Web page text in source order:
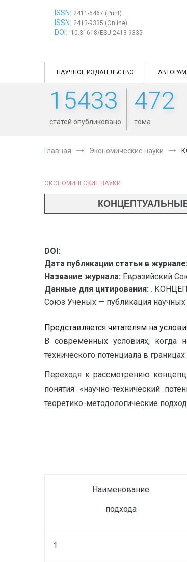
ISSN: 2411-6467 (Print)
ISSN: 2413-9335 (Online)
DOI: 10.31618/ESU.2413-9335
НАУЧНОЕ ИЗДАТЕЛЬСТВО АВТОРАМ
15433
статей опубликовано
472
тома
Главная Экономические науки
ЭКОНОМИЧЕСКИЕ НАУКИ
DOI:
Дата публикации статьи в журнале:
Название журнала: Евразийский
Данные для цитирования: .
Союз Ученых — публикация научных
Представляется читателям на
В современных условиях, когда
технического потенциала в
Переходя к рассмотрению
понятия «научно-технический
теоретико-методологические
Наименование
подхода
1